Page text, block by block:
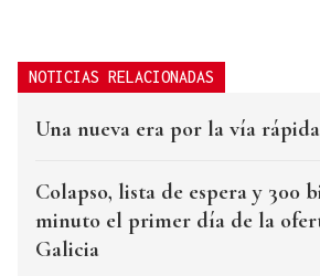
NOTICIAS RELACIONADAS
Una nueva era por la vía rápida
Colapso, lista de espera y 300
minuto el primer día de la
Galicia